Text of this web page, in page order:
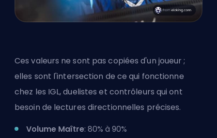
Ces valeurs ne sont pas copiées d'un joueur ;
elles sont l'intersection de ce qui fonctionne
chez les IGL, duelistes et contrôleurs qui ont
besoin de lectures directionnelles précises.
Volume Maître: 80% à 90%